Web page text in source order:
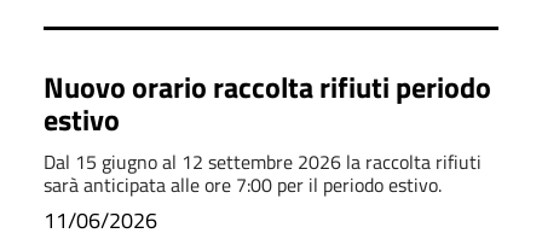
Nuovo orario raccolta rifiuti periodo
estivo
Dal 15 giugno al 12 settembre 2026 la raccolta rifiuti
sarà anticipata alle ore 7:00 per il periodo estivo.
11/06/2026